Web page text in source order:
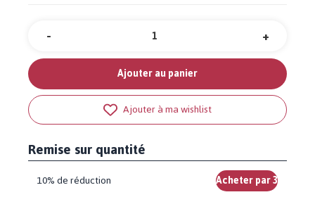
Quantité +
-
Ajouter au panier
Ajouter à ma wishlist
Remise sur quantité
10% de réduction Acheter par 3